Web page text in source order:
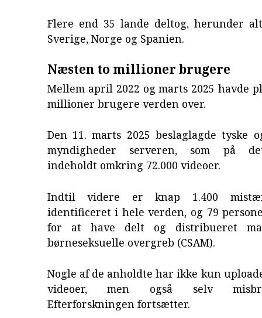
Flere end 35 lande deltog, herunder
Sverige, Norge og Spanien.
Næsten to millioner brugere
Mellem april 2022 og marts 2025 havde
millioner brugere verden over.
Den 11. marts 2025 beslaglagde tyske
myndigheder serveren, som på
indeholdt omkring 72.000 videoer.
Indtil videre er knap 1.400
identificeret i hele verden, og 79
for at have delt og distribueret
børneseksuelle overgreb (CSAM).
Nogle af de anholdte har ikke kun
videoer, men også selv
Efterforskningen fortsætter.